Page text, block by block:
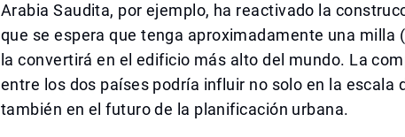
Arabia Saudita, por ejemplo, ha reactivado la
que se espera que tenga aproximadamente una milla
la convertirá en el edificio más alto del mundo. La
entre los dos países podría influir no solo en la escala
también en el futuro de la planificación urbana.